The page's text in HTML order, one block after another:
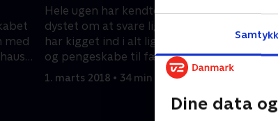
Dine data
med
Hele ugen har kendte danskere
dystet om at svare lige i skabet, når vi
har kigget ind i alt lige fra køleskabe
og pengeskabe til fællesskaber og
ejerskab - og nu skal ugens ultimative
1. marts 2018 • 34 min